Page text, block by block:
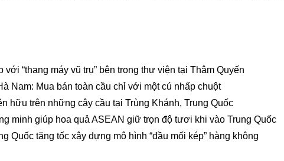
“thang máy vũ trụ” bên trong thư viện tại Thâm Quyến
Nam: Mua bán toàn cầu chỉ với một cú nhấp chuột
hữu trên những cây cầu tại Trùng Khánh, Trung Quốc
minh giúp hoa quả ASEAN giữ trọn độ tươi khi vào Trung Quốc
Quốc tăng tốc xây dựng mô hình “đầu mối kép” hàng không